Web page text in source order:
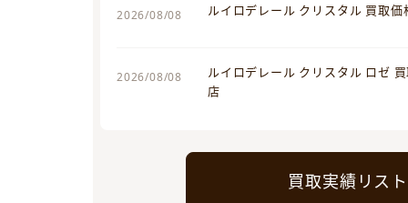
2026/08/08 ルイロデレール クリスタル 買取
2026/08/08
ルイロデレール クリスタル ロゼ
店
買取実績リスト